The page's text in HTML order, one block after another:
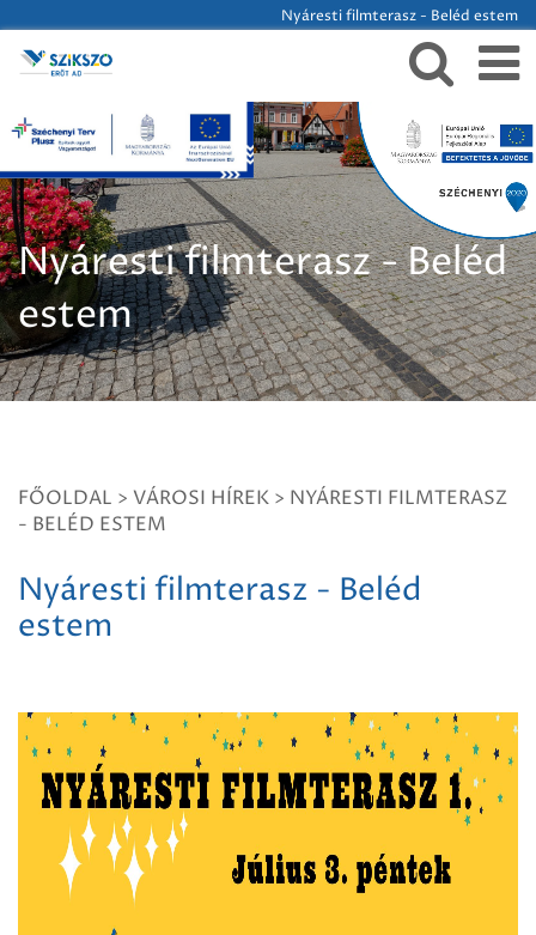
Nyáresti filmterasz - Beléd estem
Nyáresti filmterasz - Beléd
estem
FŐOLDAL > VÁROSI HÍREK > NYÁRESTI FILMTERASZ
- BELÉD ESTEM
Nyáresti filmterasz - Beléd
estem